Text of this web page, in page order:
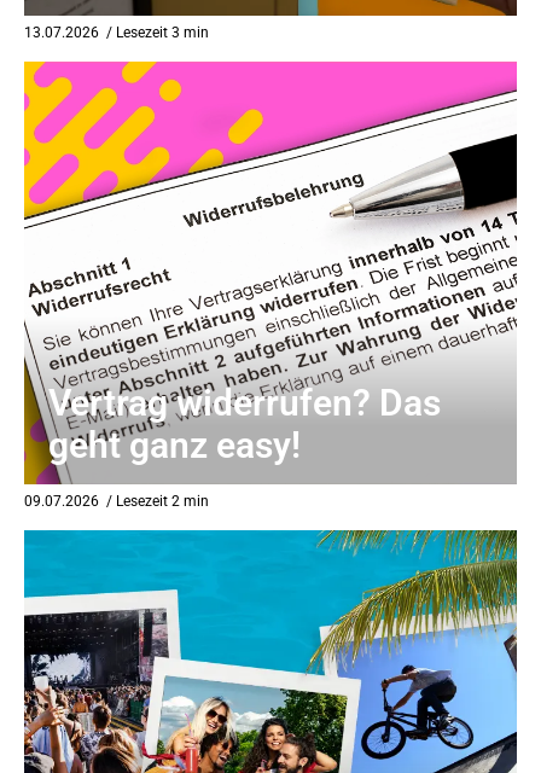
13.07.2026 / Lesezeit 3 min
Vertrag widerrufen? Das
geht ganz easy!
09.07.2026 / Lesezeit 2 min